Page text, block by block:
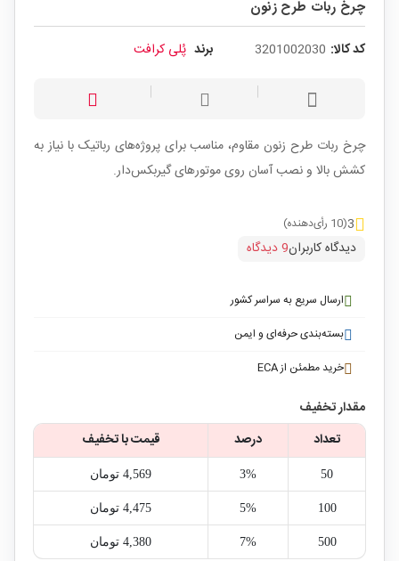
چرخ ربات طرح زنون
کد کالا: 3201002030 برند پُلی کرافت
چرخ ربات طرح زنون مقاوم، مناسب برای پروژه‌های رباتیک با نیاز به
کشش بالا و نصب آسان روی موتورهای گیربکس‌دار.
3(10 رأی‌دهنده)
دیدگاه کاربران9 دیدگاه
ارسال سریع به سراسر کشور
بسته‌بندی حرفه‌ای و ایمن
خرید مطمئن از ECA
مقدار تخفیف
تعداد
درصد قیمت با تخفیف
50
3% 4,569‎ تومان
100
5% 4,475‎ تومان
500
7% 4,380‎ تومان